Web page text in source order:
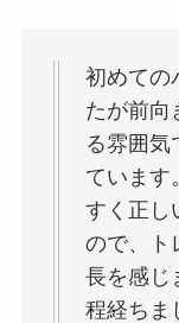
初めての
たが前向
る雰囲気
ています
すく正し
ので、ト
長を感じ
程経ちま